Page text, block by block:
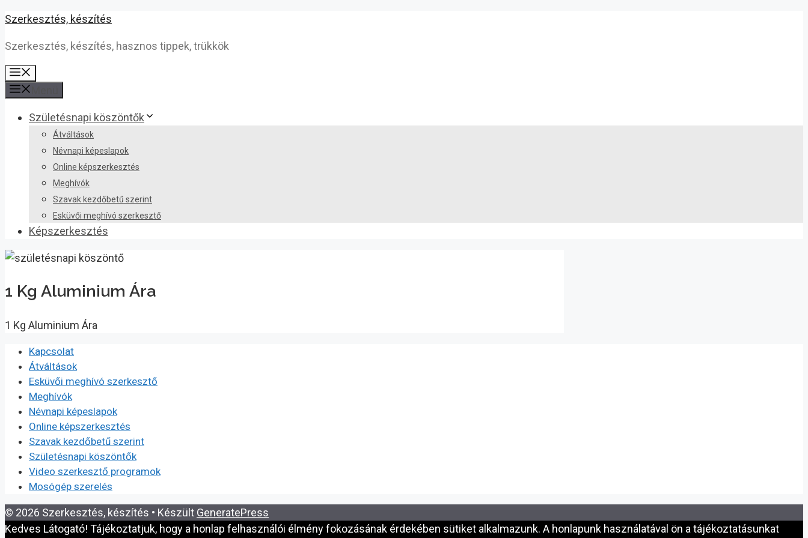
Kilépés
tartalomba
Szerkesztés, készítés
Szerkesztés, készítés, hasznos tippek, trükkök
Születésnapi köszöntők
Átváltások
Névnapi képeslapok
Online képszerkesztés
Meghívók
Szavak kezdőbetű szerint
Esküvői meghívó szerkesztő
Képszerkesztés
1 Kg Aluminium Ára
1 Kg Aluminium Ára
Kapcsolat
Átváltások
Esküvői meghívó szerkesztő
Meghívók
Névnapi képeslapok
Online képszerkesztés
Szavak kezdőbetű szerint
Születésnapi köszöntők
Video szerkesztő programok
Mosógép szerelés
© 2026 Szerkesztés, készítés • Készült GeneratePress
Kedves Látogató! Tájékoztatjuk, hogy a honlap felhasználói élmény fokozásának érdekében sütiket alkalmazunk. A honlapunk használatával ön a tájékoztatásunkat